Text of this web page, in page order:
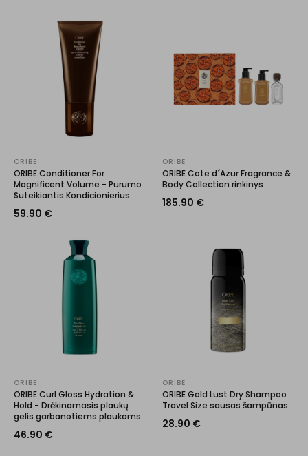
ORIBE
ORIBE Conditioner For
Magnificent Volume - Purumo
Suteikiantis Kondicionierius
59.90 €
ORIBE
ORIBE Cote d´Azur Fragrance &
Body Collection rinkinys
185.90 €
ORIBE
ORIBE Curl Gloss Hydration &
Hold - Drėkinamasis plaukų
gelis garbanotiems plaukams
46.90 €
ORIBE
ORIBE Gold Lust Dry Shampoo
Travel Size sausas šampūnas
28.90 €